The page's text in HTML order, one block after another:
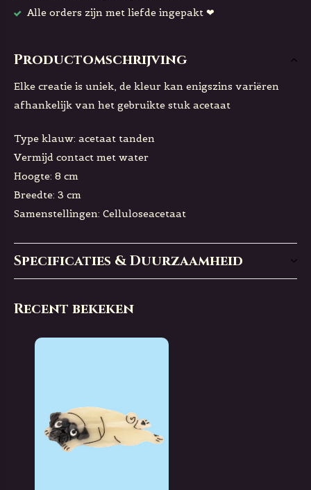
Alle orders zijn met liefde ingepakt ❤
Productomschrijving
Elke creatie is uniek, de kleur kan enigszins variëren
afhankelijk van het gebruikte stuk acetaat
Type klauw: acetaat tanden
Vermijd contact met water
Hoogte: 8 cm
Breedte: 3 cm
Samenstellingen: Celluloseacetaat
Specificaties & Duurzaamheid
Recent bekeken